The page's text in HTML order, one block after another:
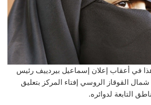
في أعقاب إعلان إسماعيل بيردييف رئيس
القوقاز الروسي إفتاء المركز بتعليق
التابعة لدوائره.